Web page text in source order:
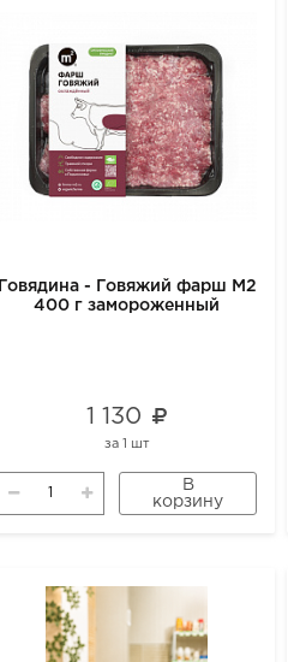
Говядина - Говяжий фарш М2
400 г замороженный
1 130
за 1 шт
В
корзину